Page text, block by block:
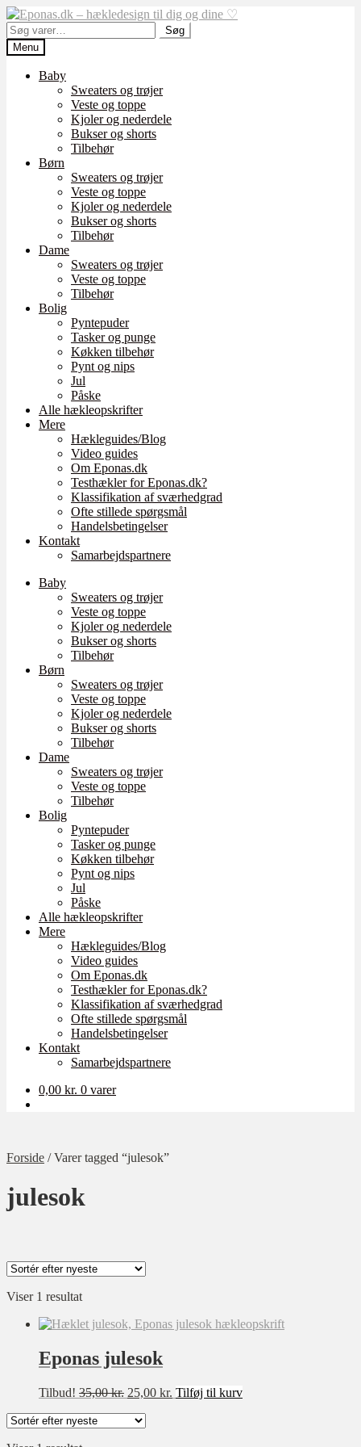
Spring
til
navigation
Spring
til
indhold
Søg
efter:
Søg
Menu
Baby
Sweaters og trøjer
Veste og toppe
Kjoler og nederdele
Bukser og shorts
Tilbehør
Børn
Sweaters og trøjer
Veste og toppe
Kjoler og nederdele
Bukser og shorts
Tilbehør
Dame
Sweaters og trøjer
Veste og toppe
Tilbehør
Bolig
Pyntepuder
Tasker og punge
Køkken tilbehør
Pynt og nips
Jul
Påske
Alle hækleopskrifter
Mere
Hækleguides/Blog
Video guides
Om Eponas.dk
Testhækler for Eponas.dk?
Klassifikation af sværhedgrad
Ofte stillede spørgsmål
Handelsbetingelser
Kontakt
Samarbejdspartnere
Baby
Sweaters og trøjer
Veste og toppe
Kjoler og nederdele
Bukser og shorts
Tilbehør
Børn
Sweaters og trøjer
Veste og toppe
Kjoler og nederdele
Bukser og shorts
Tilbehør
Dame
Sweaters og trøjer
Veste og toppe
Tilbehør
Bolig
Pyntepuder
Tasker og punge
Køkken tilbehør
Pynt og nips
Jul
Påske
Alle hækleopskrifter
Mere
Hækleguides/Blog
Video guides
Om Eponas.dk
Testhækler for Eponas.dk?
Klassifikation af sværhedgrad
Ofte stillede spørgsmål
Handelsbetingelser
Kontakt
Samarbejdspartnere
0,00 kr. 0 varer
Forside /Varer tagged “julesok”
julesok
Kategori
Ukategoriseret
Bolig
Børn
Dame
Viser 1 resultat
Eponas julesok
Tilbud! 35,00kr. Den
pris
25,00 kr. Den
Tilføj til kurv